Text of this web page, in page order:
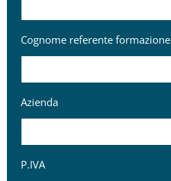
Cognome referente formazione
Azienda
P.IVA